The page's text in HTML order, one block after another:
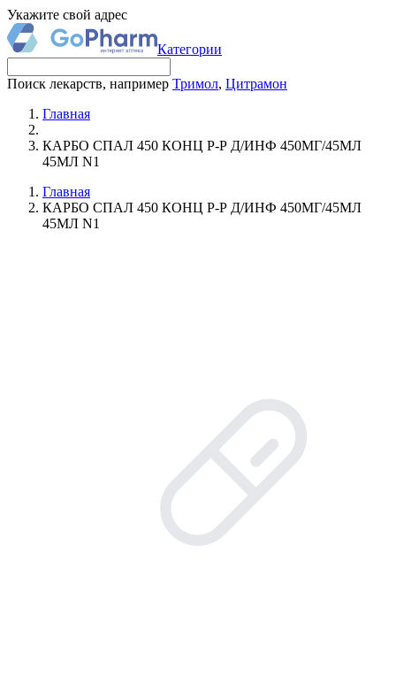
Укажите свой адрес
Категории
Поиск лекарств, например Тримол, Цитрамон
Главная
КАРБО СПАЛ 450 КОНЦ Р-Р Д/ИНФ 450МГ/45МЛ
45МЛ N1
Главная
КАРБО СПАЛ 450 КОНЦ Р-Р Д/ИНФ 450МГ/45МЛ
45МЛ N1